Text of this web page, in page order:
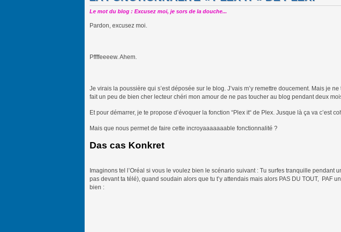
Le mot du blog : Excusez moi, je sors de la douche...
Pardon, excusez moi.
Pffffeeeew. Ahem.
Je virais la poussière qui s’est déposée sur le blog. J’vais m’y remettre doucement. Mais je ne
fait un peu de bien cher lecteur chéri mon amour de ne pas toucher au blog pendant deux
Et pour démarrer, je te propose d’évoquer la fonction “Plex it“ de Plex. Jusque là ça va c’est
Mais que nous permet de faire cette incroyaaaaaaable fonctionnalité ?
Das cas Konkret
Imaginons tel l’Oréal si vous le voulez bien le scénario suivant : Tu surfes tranquille pendant
pas devant ta télé), quand soudain alors que tu t’y attendais mais alors PAS DU TOUT, PAF
bien :